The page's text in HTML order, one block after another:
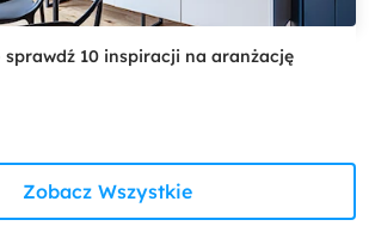
sprawdź 10 inspiracji na aranżację
Zobacz Wszystkie